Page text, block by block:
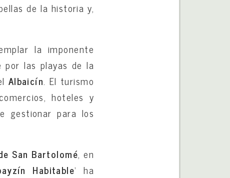
de la historia y,
la imponente
por las playas de la
Albaicín. El turismo
hoteles y
gestionar para los
San Bartolomé, en
Habitable‘ ha